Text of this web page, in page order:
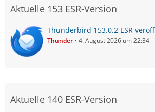
Aktuelle 153 ESR-Version
Thunderbird 153.0.2 ESR
Thunder 4. August 2026 um 22:34
Aktuelle 140 ESR-Version